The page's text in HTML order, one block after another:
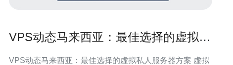
VPS动态马来西亚：最佳选择的虚拟私
VPS动态马来西亚：最佳选择的虚拟私人服务器方案 虚拟